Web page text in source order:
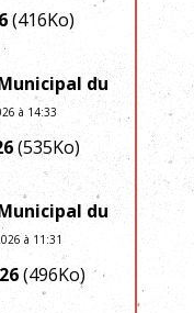
(416Ko)
du
à 14:33
(535Ko)
du
à 11:31
(496Ko)